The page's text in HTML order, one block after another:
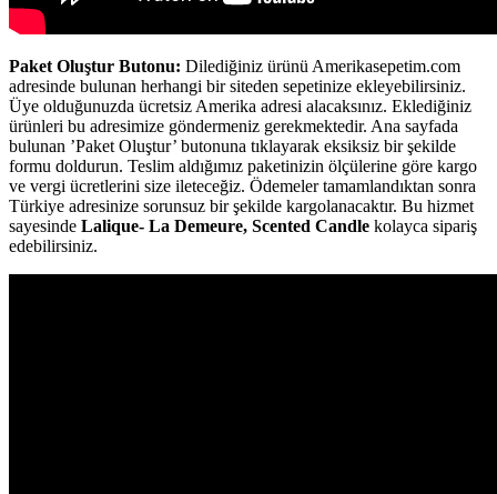
Paket Oluştur Butonu: Dilediğiniz ürünü Amerikasepetim.com
adresinde bulunan herhangi bir siteden sepetinize ekleyebilirsiniz.
Üye olduğunuzda ücretsiz Amerika adresi alacaksınız. Eklediğiniz
ürünleri bu adresimize göndermeniz gerekmektedir. Ana sayfada
bulunan ’Paket Oluştur’ butonuna tıklayarak eksiksiz bir şekilde
formu doldurun. Teslim aldığımız paketinizin ölçülerine göre kargo
ve vergi ücretlerini size ileteceğiz. Ödemeler tamamlandıktan sonra
Türkiye adresinize sorunsuz bir şekilde kargolanacaktır. Bu hizmet
sayesinde Lalique- La Demeure, Scented Candle kolayca sipariş
edebilirsiniz.